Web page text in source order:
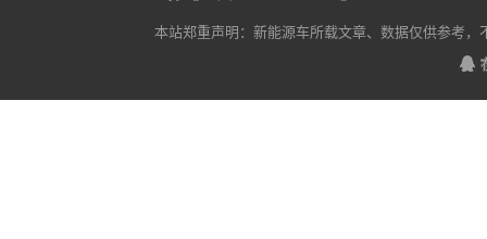
本站郑重声明： 新能源车所载文章、数据仅供参考，